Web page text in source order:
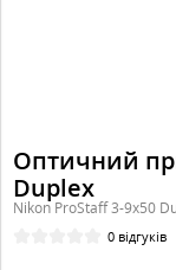
Оптичний
Duplex
Nikon ProStaff 3-9x50
0 відгуків